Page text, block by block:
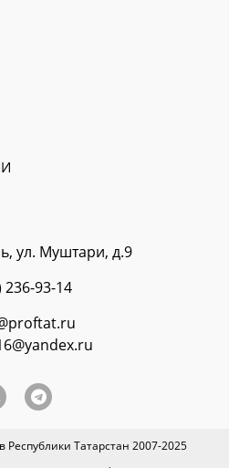
ул. Муштари, д.9
236-93-14
Татарстан 2007-2025